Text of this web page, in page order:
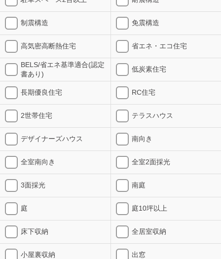
制震構造 免震構造
高気密高断熱住宅 省エネ・エコ住宅
BELS/省エネ基準適合(認定
書あり)
低炭素住宅
長期優良住宅 RC住宅
2世帯住宅 テラスハウス
デザイナーズハウス 南向き
全室南向き 全室2面採光
3面採光 南庭
庭 庭10坪以上
床下収納 全居室収納
小屋裏収納 出窓